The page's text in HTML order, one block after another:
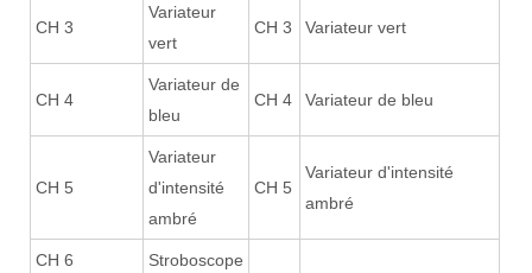
CH 3
Variateur
vert
CH 3 Variateur vert
CH 4
Variateur de
bleu
CH 4 Variateur de bleu
CH 5
Variateur
d'intensité
ambré
CH 5
Variateur d'intensité
ambré
CH 6 Stroboscope